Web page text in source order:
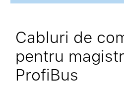
Cabluri de
pentru
ProfiBus